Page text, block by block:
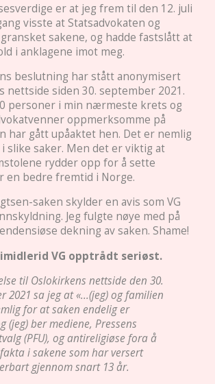
er at jeg frem til den 12. juli
visste at Statsadvokaten og
sakene, og hadde fastslått at
i anklagene imot meg.
beslutning har stått anonymisert
nettside siden 30. september 2021.
personer i min nærmeste krets og
oppmerksomme på
har gått upåaktet hen. Det er nemlig
slike saker. Men det er viktig at
rydder opp for å sette
en bedre fremtid i Norge.
saken skylder en avis som VG
Jeg fulgte nøye med på
dekning av saken. Shame!
VG opptrådt seriøst.
til Oslokirkens nettside den 30.
2021 sa jeg at«...(jeg) og familien
for at saken endelig er
(jeg) ber mediene, Pressens
(PFU), og antireligiøse fora å
i sakene som har versert
gjennom snart 13 år.